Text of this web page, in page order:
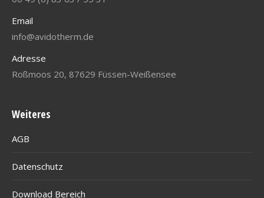
Email
info@avidotherm.de
Adresse
Roßmoos 20, 87629 Füssen-Weißensee
Weiteres
AGB
Datenschutz
Download Bereich